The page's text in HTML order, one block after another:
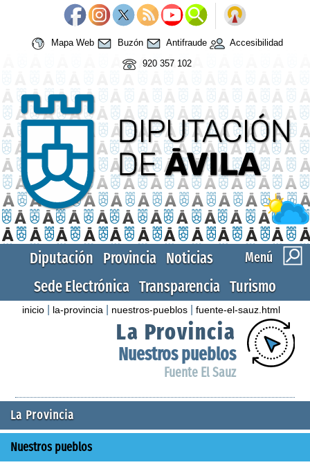
Mapa Web Buzón Antifraude
Accesibilidad
920 357 102
Menú
Diputación Provincia Noticias
Sede Electrónica Transparencia Turismo
inicio la-provincia nuestros-pueblos |fuente-el-sauz.html
La Provincia
Nuestros pueblos
Fuente El Sauz
La Provincia
Nuestros pueblos